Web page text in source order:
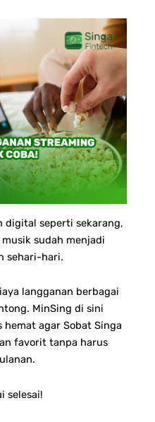
digital seperti sekarang,
sudah menjadi
sehari-hari.
langganan berbagai
MinSing di sini
agar Sobat Singa
favorit tanpa harus
selesai!